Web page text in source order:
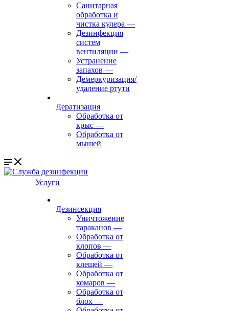
Санитарная
обработка и
чистка кулера —
Дезинфекция
систем
вентиляции —
Устранение
запахов —
Демеркуризация/
удаление ртути
Дератизация
Обработка от
крыс —
Обработка от
мышей
Услуги
Дезинсекция
Уничтожение
тараканов —
Обработка от
клопов —
Обработка от
клещей —
Обработка от
комаров —
Обработка от
блох —